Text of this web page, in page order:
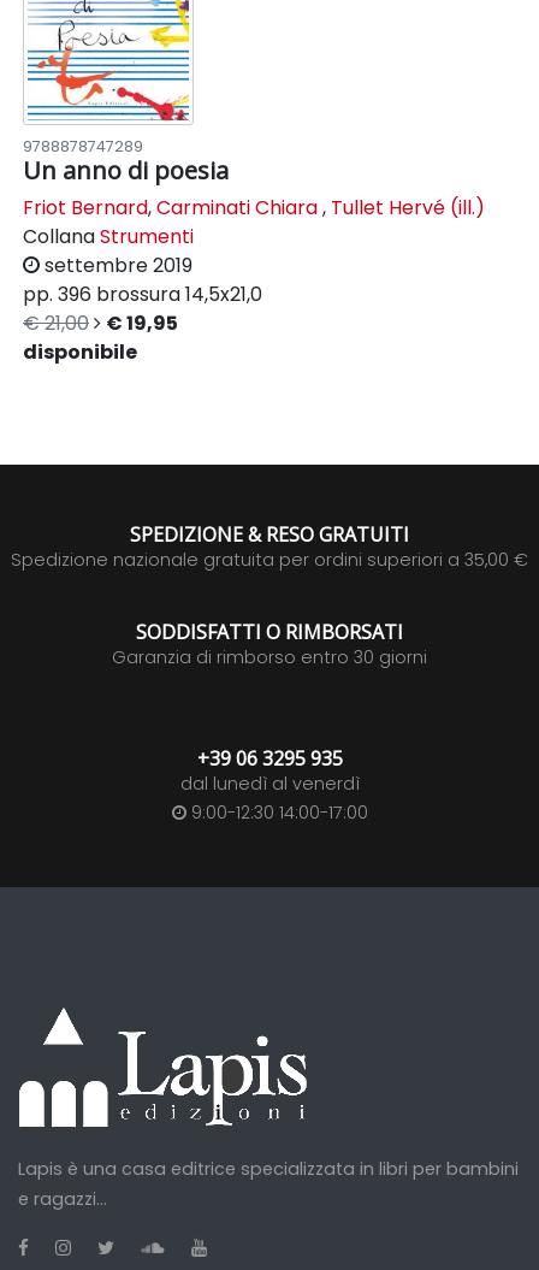
9788878747289
Un anno di poesia
Friot Bernard,Carminati Chiara, Tullet Hervé (ill.)
CollanaStrumenti
settembre 2019
pp. 396 brossura14,5x21,0
€ 21,00
€ 19,95
disponibile
SPEDIZIONE & RESO GRATUITI
Spedizione nazionale gratuita per ordini superiori a 35,00 €
SODDISFATTI O RIMBORSATI
Garanzia di rimborso entro 30 giorni
+39 06 3295 935
dal lunedì al venerdì
9:00-12:30 14:00-17:00
Lapis è una casa editrice specializzata in libri per bambini
e ragazzi...